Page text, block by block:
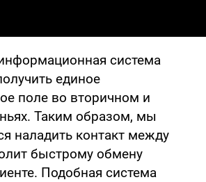
система
единое
поле во вторичном и
Таким образом, мы
наладить контакт между
быстрому обмену
Подобная система